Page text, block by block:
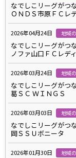
なでしこリーグがつ
ＯＮＤＳ市原ＦＣレ
2026年04月24日 地域
なでしこリーグがつ
ノファ山口ＦＣレデ
2026年03月24日 地域
なでしこリーグがつ
葛ＳＣ ＷＩＮＧＳ
2026年03月03日 地域
なでしこリーグがつ
岡ＳＳＵボニータ
2026年01月30日 地域